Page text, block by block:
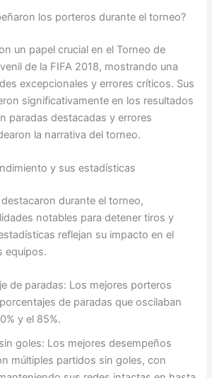
los porteros durante el torneo?
un papel crucial en el Torneo de
de la FIFA 2018, mostrando una
excepcionales y errores críticos. Sus
significativamente en los resultados
paradas destacadas y errores
la narrativa del torneo.
y sus estadísticas
durante el torneo,
notables para detener tiros y
reflejan su impacto en el
equipos.
de paradas: Los mejores porteros
de paradas que oscilaban
y el 85%.
goles: Los mejores desempeños
múltiples partidos sin goles, con